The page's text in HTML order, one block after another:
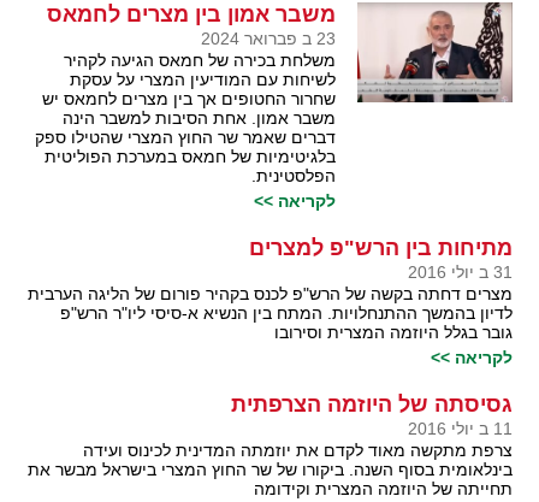
משבר אמון בין מצרים לחמאס
23 ב פברואר 2024
משלחת בכירה של חמאס הגיעה לקהיר
לשיחות עם המודיעין המצרי על עסקת
שחרור החטופים אך בין מצרים לחמאס יש
משבר אמון. אחת הסיבות למשבר הינה
דברים שאמר שר החוץ המצרי שהטילו ספק
בלגיטימיות של חמאס במערכת הפוליטית
הפלסטינית.
לקריאה >>
מתיחות בין הרש"פ למצרים
31 ב יולי 2016
מצרים דחתה בקשה של הרש"פ לכנס בקהיר פורום של הליגה הערבית
לדיון בהמשך ההתנחלויות. המתח בין הנשיא א-סיסי ליו"ר הרש"פ
גובר בגלל היוזמה המצרית וסירובו
לקריאה >>
גסיסתה של היוזמה הצרפתית
11 ב יולי 2016
צרפת מתקשה מאוד לקדם את יוזמתה המדינית לכינוס ועידה
בינלאומית בסוף השנה. ביקורו של שר החוץ המצרי בישראל מבשר את
תחייתה של היוזמה המצרית וקידומה